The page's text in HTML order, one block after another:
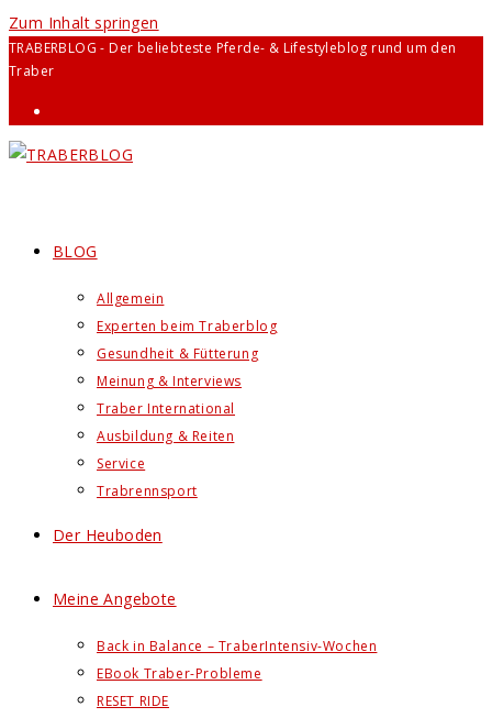
Zum Inhalt springen
TRABERBLOG - Der beliebteste Pferde- & Lifestyleblog rund um den
Traber
BLOG
Allgemein
Experten beim Traberblog
Gesundheit & Fütterung
Meinung & Interviews
Traber International
Ausbildung & Reiten
Service
Trabrennsport
Der Heuboden
Meine Angebote
Back in Balance – TraberIntensiv-Wochen
EBook Traber-Probleme
RESET RIDE